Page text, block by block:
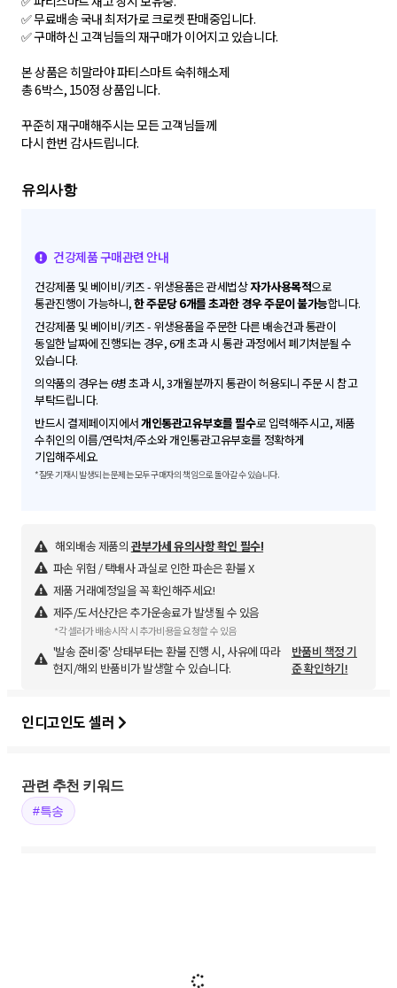
✅ 무료배송 국내 최저가로 크로켓 판매중입니다.
✅ 구매하신 고객님들의 재구매가 이어지고 있습니다.
본 상품은 히말라야 파티스마트 숙취해소제
총 6박스, 150정 상품입니다.
꾸준히 재구매해주시는 모든 고객님들께
유의사항
건강제품 구매관련 안내
건강제품 및 베이비/키즈 - 위생용품은 관세법상자가사용목적으로
통관진행이 가능하니,한 주문당 6개를 초과한 경우 주문이 불가능합니다.
건강제품 및 베이비/키즈 - 위생용품을 주문한 다른 배송건과 통관이
동일한 날짜에 진행되는 경우, 6개 초과 시 통관 과정에서 폐기처분될 수
있습니다.
의약품의 경우는 6병 초과 시, 3개월분까지 통관이 허용되니 주문 시 참고
부탁드립니다.
반드시 결제페이지에서개인통관고유부호를 필수로 입력해주시고, 제품
수취인의 이름/연락처/주소와 개인통관고유부호를 정확하게
기입해주세요.
*잘못 기재시 발생되는 문제는 모두 구매자의 책임으로 돌아갈 수 있습니다.
해외배송 제품의 관부가세 유의사항 확인 필수!
파손 위험 / 택배사 과실로 인한 파손은 환불 X
제품 거래예정일을 꼭 확인해주세요!
제주/도서산간은 추가운송료가 발생될 수 있음
*각 셀러가 배송시작 시 추가비용을 요청할 수 있음
'발송 준비중' 상태부터는 환불 진행 시, 사유에 따라
현지/해외 반품비가 발생할 수 있습니다.
반품비 책정 기
준 확인하기!
인디고인도 셀러
관련 추천 키워드
#특송